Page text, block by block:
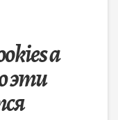
а
эти